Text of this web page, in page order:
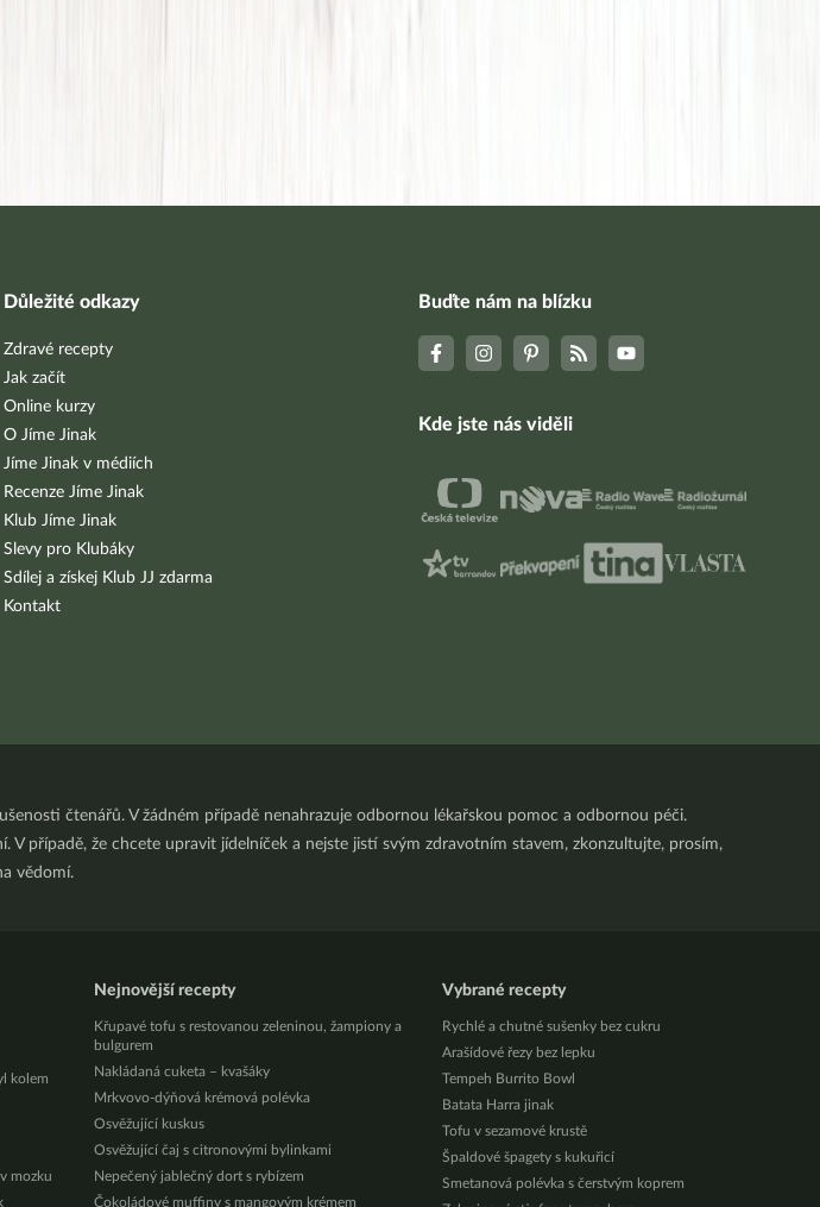
Důležité odkazy
Zdravé recepty
Jak začít
Online kurzy
O Jíme Jinak
Jíme Jinak v médiích
Recenze Jíme Jinak
Klub Jíme Jinak
Slevy pro Klubáky
Sdílej a získej Klub JJ zdarma
Kontakt
Buďte nám na blízku
Kde jste nás viděli
čtenářů. V žádném případě nenahrazuje odbornou lékařskou pomoc a odbornou péči.
případě, že chcete upravit jídelníček a nejste jistí svým zdravotním stavem, zkonzultujte, prosím,
vědomí.
kolem
mozku
Nejnovější recepty
Křupavé tofu s restovanou zeleninou, žampiony a
bulgurem
Nakládaná cuketa – kvašáky
Mrkvovo-dýňová krémová polévka
Osvěžující kuskus
Osvěžující čaj s citronovými bylinkami
Nepečený jablečný dort s rybízem
Čokoládové muffiny s mangovým krémem
Vybrané recepty
Rychlé a chutné sušenky bez cukru
Arašídové řezy bez lepku
Tempeh Burrito Bowl
Batata Harra jinak
Tofu v sezamové krustě
Špaldové špagety s kukuřicí
Smetanová polévka s čerstvým koprem